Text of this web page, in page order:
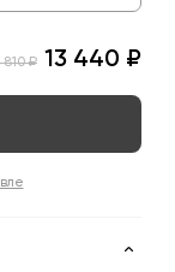
810 ₽ 13 440 ₽